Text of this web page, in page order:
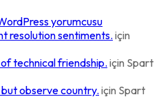
yorumcusu
resolution sentiments. için
technical friendship. için Spart
observe country. için Spart